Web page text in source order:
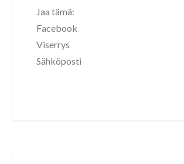
Jaa tämä:
Facebook
Viserrys
Sähköposti